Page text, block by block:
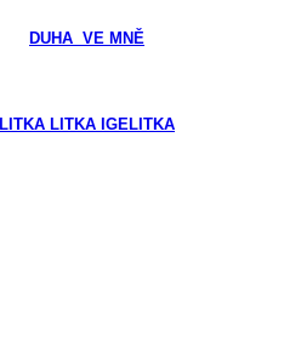
DUHA VE MNĚ
LITKA LITKA IGELITKA